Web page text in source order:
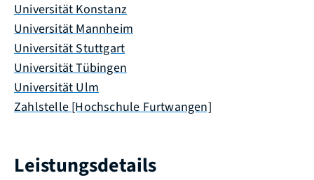
Universität Konstanz
Universität Mannheim
Universität Stuttgart
Universität Tübingen
Universität Ulm
Zahlstelle [Hochschule Furtwangen]
Leistungsdetails